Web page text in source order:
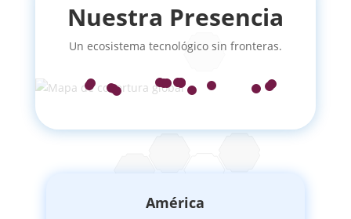
Nuestra Presencia
Un ecosistema tecnológico sin fronteras.
América